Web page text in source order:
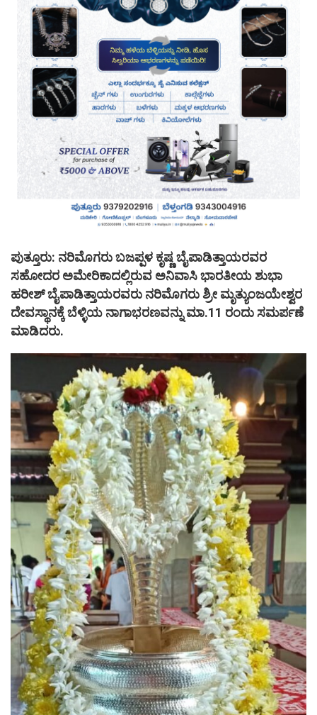
ಪುತ್ತೂರು: ನರಿಮೊಗರು ಬಜಪ್ಪಳ ಕೃಷ್ಣ ಬೈಪಾಡಿತ್ತಾಯರವರ
ಸಹೋದರ ಅಮೇರಿಕಾದಲ್ಲಿರುವ ಅನಿವಾಸಿ ಭಾರತೀಯ ಶುಭಾ
ಹರೀಶ್ ಬೈಪಾಡಿತ್ತಾಯರವರು ನರಿಮೊಗರು ಶ್ರೀ ಮೃತ್ಯುಂಜಯೇಶ್ವರ
ದೇವಸ್ಥಾನಕ್ಕೆ‌ ಬೆಳ್ಳಿಯ ನಾಗಾಭರಣವನ್ನು ಮಾ.11 ರಂದು ಸಮರ್ಪಣೆ
ಮಾಡಿದರು.